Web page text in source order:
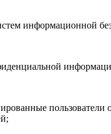
информационной